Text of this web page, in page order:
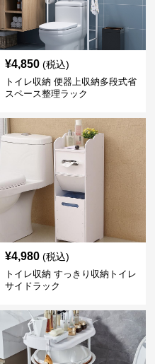
¥4,850 (税込)
トイレ収納 便器上収納多段式省
スペース整理ラック
¥4,980 (税込)
トイレ収納 すっきり収納トイレ
サイドラック